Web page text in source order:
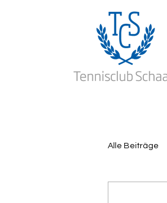
Alle Beiträge